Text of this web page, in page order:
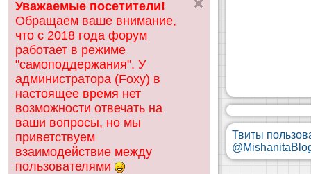
ск
Уважаемые посетители!
Обращаем ваше внимание,
что с 2018 года форум
работает в режиме
"самоподдержания". У
администратора (Foxy) в
настоящее время нет
возможности отвечать на
ваши вопросы, но мы
приветствуем
взаимодействие между
пользователями
Твиты